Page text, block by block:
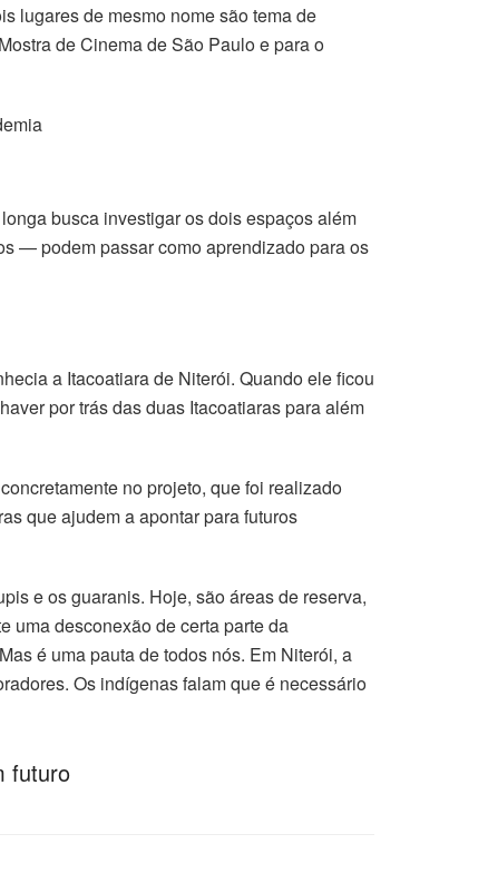
lugares de mesmo nome são tema de
de Cinema de São Paulo e para o
busca investigar os dois espaços além
— podem passar como aprendizado para os
a Itacoatiara de Niterói. Quando ele ficou
por trás das duas Itacoatiaras para além
no projeto, que foi realizado
que ajudem a apontar para futuros
e os guaranis. Hoje, são áreas de reserva,
uma desconexão de certa parte da
é uma pauta de todos nós. Em Niterói, a
Os indígenas falam que é necessário
futuro